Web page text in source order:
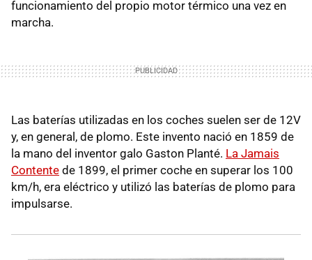
funcionamiento del propio motor térmico una vez en
marcha.
Las baterías utilizadas en los coches suelen ser de 12V
y, en general, de plomo. Este invento nació en 1859 de
la mano del inventor galo Gaston Planté. La Jamais
Contente de 1899, el primer coche en superar los 100
km/h, era eléctrico y utilizó las baterías de plomo para
impulsarse.